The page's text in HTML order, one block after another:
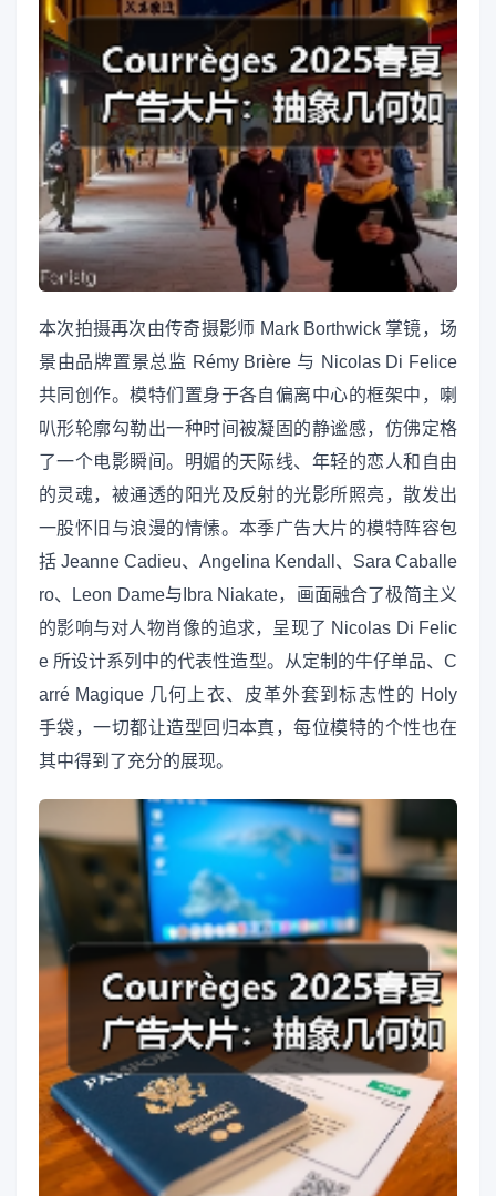
本次拍摄再次由传奇摄影师 Mark Borthwick 掌镜，场
景由品牌置景总监 Rémy Brière 与 Nicolas Di Felice
共同创作。模特们置身于各自偏离中心的框架中，喇
叭形轮廓勾勒出一种时间被凝固的静谧感，仿佛定格
了一个电影瞬间。明媚的天际线、年轻的恋人和自由
的灵魂，被通透的阳光及反射的光影所照亮，散发出
一股怀旧与浪漫的情愫。本季广告大片的模特阵容包
括 Jeanne Cadieu、Angelina Kendall、Sara Caballe
ro、Leon Dame与Ibra Niakate，画面融合了极简主义
的影响与对人物肖像的追求，呈现了 Nicolas Di Felic
e 所设计系列中的代表性造型。从定制的牛仔单品、C
arré Magique 几何上衣、皮革外套到标志性的 Holy
手袋，一切都让造型回归本真，每位模特的个性也在
其中得到了充分的展现。